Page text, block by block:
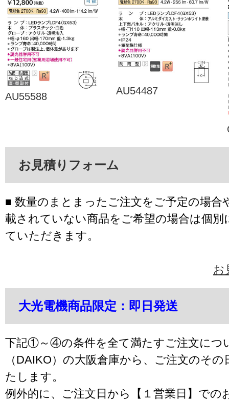
AU55588 AU54487
お見積りフォーム
■ 数量のまとまったご注文をご予定の場合
載されていない商品をご希望の場合は個別
ていただきます。
お
大光電機商品限定：即日発送
下記①～④の条件を全て満たすご注文につ
（DAIKO）の大阪倉庫から、ご注文のそ
たします。
例外的に、ご注文日から【１営業日】での